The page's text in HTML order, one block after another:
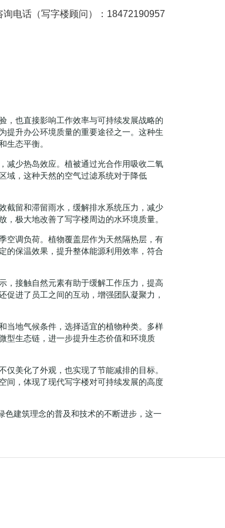
询电话（写字楼顾问）：18472190957
，也直接影响工作效率与可持续发展战略的
提升办公环境质量的重要途径之一。这种生
生态平衡。
减少热岛效应。植被通过光合作用吸收二氧
域，这种天然的空气过滤系统对于降低
截留和滞留雨水，缓解排水系统压力，减少
极大地改善了写字楼周边的水环境质量。
空调负荷。植物覆盖层作为天然隔热层，有
的保温效果，提升整体能源利用效率，符合
，接触自然元素有助于缓解工作压力，提高
进了员工之间的互动，增强团队凝聚力，
当地气候条件，选择适宜的植物种类。多样
型生态链，进一步提升生态价值和环境质
美化了外观，也实现了节能减排的目标。
间，体现了现代写字楼对可持续发展的高度
色建筑理念的普及和技术的不断进步，这一